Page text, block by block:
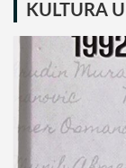
KULTURA